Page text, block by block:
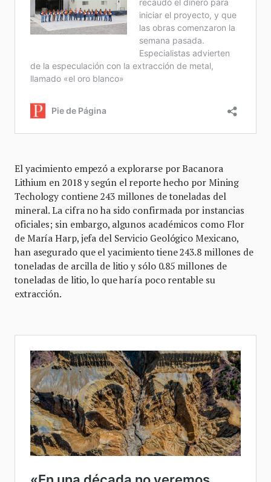
El yacimiento empezó a explorarse por Bacanora
Lithium en 2018 y según el reporte hecho por Mining
Techology contiene 243 millones de toneladas del
mineral. La cifra no ha sido confirmada por instancias
oficiales; sin embargo, algunos académicos como Flor
de María Harp, jefa del Servicio Geológico Mexicano,
han asegurado que el yacimiento tiene 243.8 millones de
toneladas de arcilla de litio y sólo 0.85 millones de
toneladas de litio, lo que haría poco rentable su
extracción.